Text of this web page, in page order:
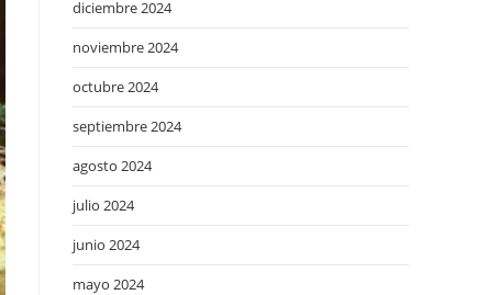
diciembre 2024
noviembre 2024
octubre 2024
septiembre 2024
agosto 2024
julio 2024
junio 2024
mayo 2024